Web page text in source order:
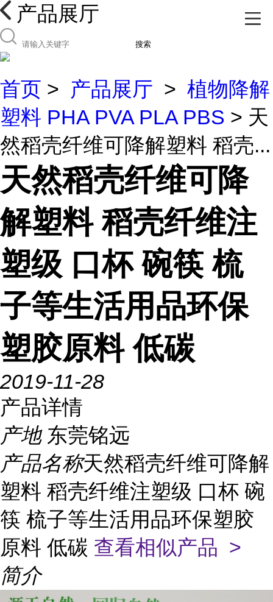
产品展厅
搜索
首页 > 产品展厅 > 植物降解
塑料 PHA PVA PLA PBS > 天
然稻壳纤维可降解塑料 稻壳...
天然稻壳纤维可降
解塑料 稻壳纤维注
塑级 口杯 碗筷 梳
子等生活用品环保
塑胶原料 低碳
2019-11-28
产品详情
产地 东莞铭远
产品名称天然稻壳纤维可降解
塑料 稻壳纤维注塑级 口杯 碗
筷 梳子等生活用品环保塑胶
原料 低碳 查看相似产品 >
简介